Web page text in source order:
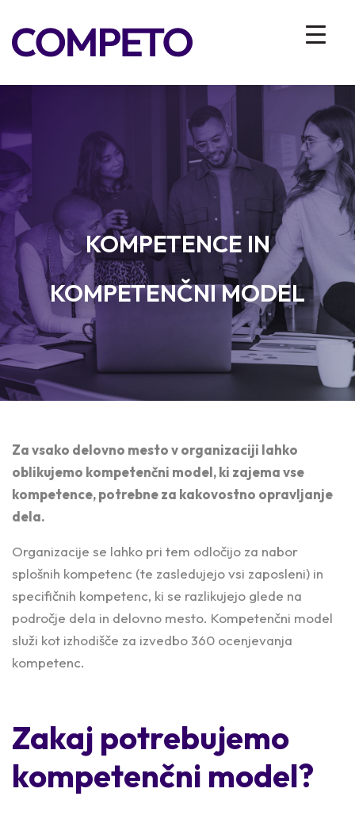
KOMPETENCE IN
KOMPETENČNI MODEL
Za vsako delovno mesto v organizaciji lahko
oblikujemo kompetenčni model, ki zajema vse
kompetence, potrebne za kakovostno opravljanje
dela.
Organizacije se lahko pri tem odločijo za nabor
splošnih kompetenc (te zasledujejo vsi zaposleni) in
specifičnih kompetenc, ki se razlikujejo glede na
področje dela in delovno mesto. Kompetenčni model
služi kot izhodišče za izvedbo 360 ocenjevanja
kompetenc.
Zakaj potrebujemo
kompetenčni model?